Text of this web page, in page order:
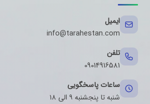
ایمیل
info@tarahestan.com
تلفن
09014916581
ساعات پاسخگویی
شنبه تا پنجشنبه ۹ الی ۱۸